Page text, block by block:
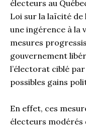
électeurs au
Loi sur la laïcité de
une ingérence à la
mesures
gouvernement
l’électorat ciblé
possibles gains
En effet, ces
électeurs